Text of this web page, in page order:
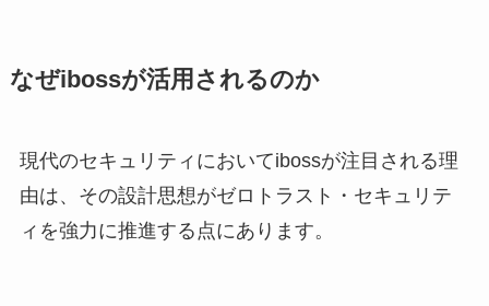
なぜibossが活用されるのか
現代のセキュリティにおいてibossが注目される理
由は、その設計思想がゼロトラスト・セキュリテ
ィを強力に推進する点にあります。